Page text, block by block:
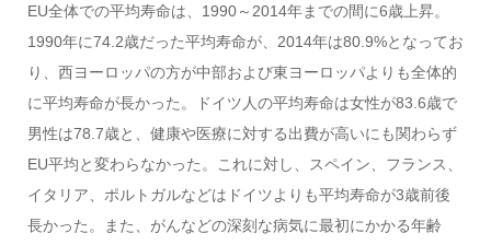
EU全体での平均寿命は、1990～2014年までの間に6歳上昇。
1990年に74.2歳だった平均寿命が、2014年は80.9%となってお
り、西ヨーロッパの方が中部および東ヨーロッパよりも全体的
に平均寿命が長かった。ドイツ人の平均寿命は女性が83.6歳で
男性は78.7歳と、健康や医療に対する出費が高いにも関わらず
EU平均と変わらなかった。これに対し、スペイン、フランス、
イタリア、ポルトガルなどはドイツよりも平均寿命が3歳前後
長かった。また、がんなどの深刻な病気に最初にかかる年齢